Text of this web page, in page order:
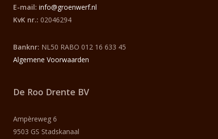
E-mail: info@groenwerf.nl
KvK nr.: 02046294
Banknr: NL50 RABO 012 16 633 45
Algemene Voorwaarden
De Roo Drente BV
Ampèreweg 6
9503 GS Stadskanaal